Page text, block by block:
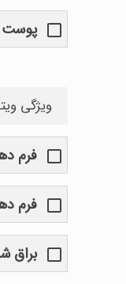
پوست
ویژگی
فرم
فرم
براق